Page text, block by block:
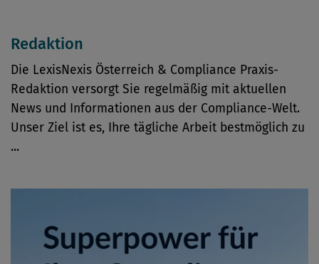
Redaktion
Die LexisNexis Österreich & Compliance Praxis-
Redaktion versorgt Sie regelmäßig mit aktuellen
News und Informationen aus der Compliance-Welt.
Unser Ziel ist es, Ihre tägliche Arbeit bestmöglich zu
...